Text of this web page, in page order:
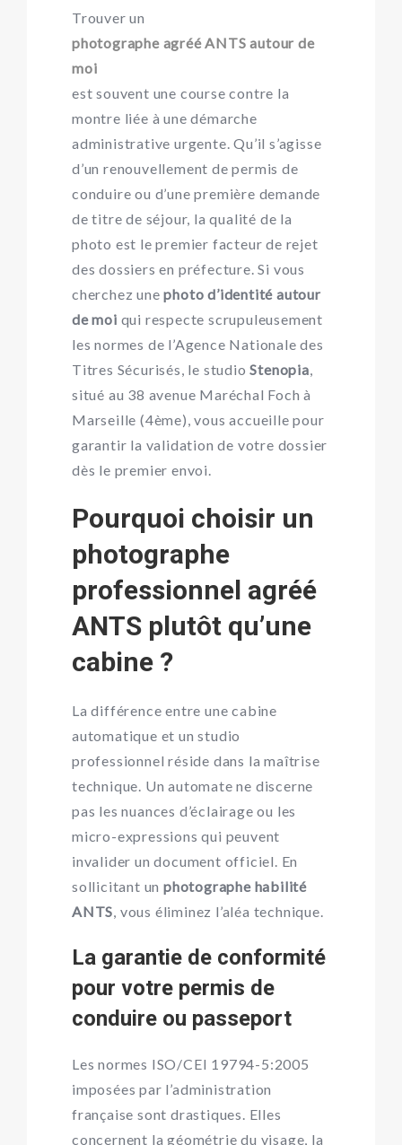
Trouver un
photographe agréé ANTS autour de
moi
est souvent une course contre la
montre liée à une démarche
administrative urgente. Qu’il s’agisse
d’un renouvellement de permis de
conduire ou d’une première demande
de titre de séjour, la qualité de la
photo est le premier facteur de rejet
des dossiers en préfecture. Si vous
cherchez unephoto d’identité autour
de moi qui respecte scrupuleusement
les normes de l’Agence Nationale des
Titres Sécurisés, le studioStenopia,
situé au 38 avenue Maréchal Foch à
Marseille (4ème), vous accueille pour
garantir la validation de votre dossier
dès le premier envoi.
Pourquoi choisir un
photographe
professionnel agréé
ANTS plutôt qu’une
cabine ?
La différence entre une cabine
automatique et un studio
professionnel réside dans la maîtrise
technique. Un automate ne discerne
pas les nuances d’éclairage ou les
micro-expressions qui peuvent
invalider un document officiel. En
sollicitant unphotographe habilité
ANTS, vous éliminez l’aléa technique.
La garantie de conformité
pour votre permis de
conduire ou passeport
Les normes ISO/CEI 19794-5:2005
imposées par l’administration
française sont drastiques. Elles
concernent la géométrie du visage, la